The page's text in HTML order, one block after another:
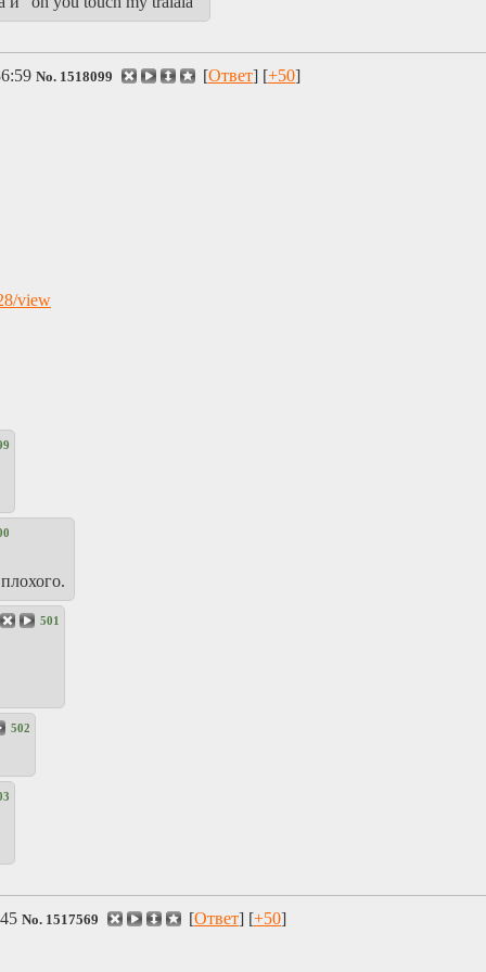
No. 1518099 [Ответ] [+50]
view
501
502
No. 1517569 [Ответ] [+50]